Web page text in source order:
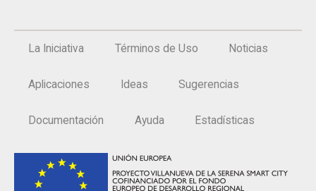
La Iniciativa Términos de Uso Noticias
Aplicaciones Ideas Sugerencias
Documentación Ayuda Estadísticas